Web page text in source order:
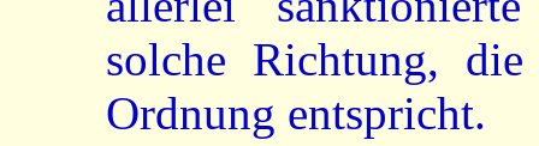
solche Richtung,
Ordnung entspricht.